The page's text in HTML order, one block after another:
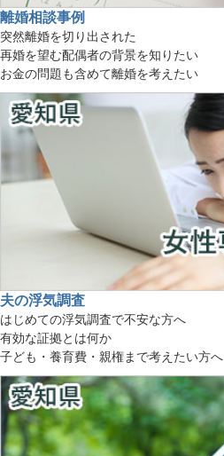
離婚相談事例
突然離婚を切り出された
再婚を望む配偶者の背景を知りたい
お金の問題も含めて離婚を考えたい
夫の浮気調査
はじめての浮気調査で不安な方へ
有効な証拠とは何か
子ども・養育費・親権まで考えたい方へ